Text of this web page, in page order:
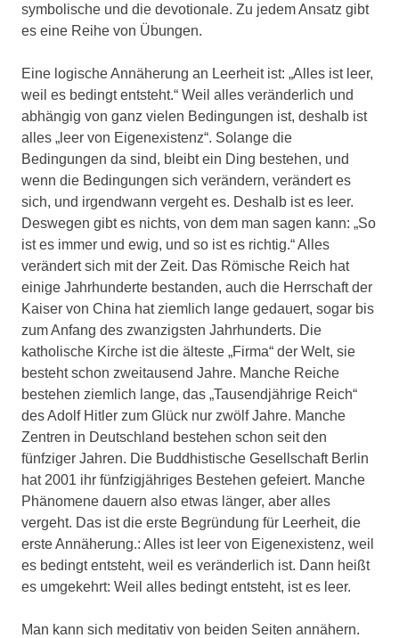
symbolische und die devotionale. Zu jedem Ansatz gibt
es eine Reihe von Übungen.
Eine logische Annäherung an Leerheit ist: „Alles ist leer,
weil es bedingt entsteht.“ Weil alles veränderlich und
abhängig von ganz vielen Bedingungen ist, deshalb ist
alles „leer von Eigenexistenz“. Solange die
Bedingungen da sind, bleibt ein Ding bestehen, und
wenn die Bedingungen sich verändern, verändert es
sich, und irgendwann vergeht es. Deshalb ist es leer.
Deswegen gibt es nichts, von dem man sagen kann: „So
ist es immer und ewig, und so ist es richtig.“ Alles
verändert sich mit der Zeit. Das Römische Reich hat
einige Jahrhunderte bestanden, auch die Herrschaft der
Kaiser von China hat ziemlich lange gedauert, sogar bis
zum Anfang des zwanzigsten Jahrhunderts. Die
katholische Kirche ist die älteste „Firma“ der Welt, sie
besteht schon zweitausend Jahre. Manche Reiche
bestehen ziemlich lange, das „Tausendjährige Reich“
des Adolf Hitler zum Glück nur zwölf Jahre. Manche
Zentren in Deutschland bestehen schon seit den
fünfziger Jahren. Die Buddhistische Gesellschaft Berlin
hat 2001 ihr fünfzigjähriges Bestehen gefeiert. Manche
Phänomene dauern also etwas länger, aber alles
vergeht. Das ist die erste Begründung für Leerheit, die
erste Annäherung.: Alles ist leer von Eigenexistenz, weil
es bedingt entsteht, weil es veränderlich ist. Dann heißt
es umgekehrt: Weil alles bedingt entsteht, ist es leer.
Man kann sich meditativ von beiden Seiten annähern.